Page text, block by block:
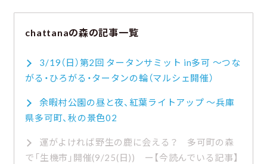
chattanaの森の記事一覧
3/19（日）第2回 タータンサミット in多可 ～つな
がる・ひろがる・タータンの輪（マルシェ開催）
余暇村公園の昼と夜、紅葉ライトアップ ～兵庫
県多可町、秋の景色02
運がよければ野生の鹿に会える？ 多可町の森
で「生機市」開催(9/25(日))